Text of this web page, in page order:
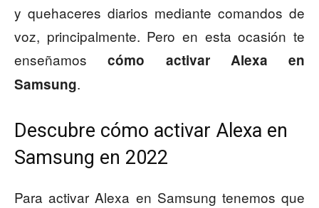
y quehaceres diarios mediante comandos de
voz, principalmente. Pero en esta ocasión te
enseñamoscómo activar Alexa en
Samsung.
Descubre cómo activar Alexa en
Samsung en 2022
Para activar Alexa en Samsung tenemos que